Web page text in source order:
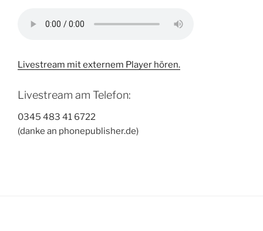
Livestream mit externem Player hören.
Livestream am Telefon:
0345 483 41 6722
(danke an phonepublisher.de)